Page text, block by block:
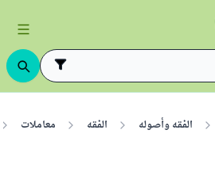
الفقه وأصوله الفقه معاملات